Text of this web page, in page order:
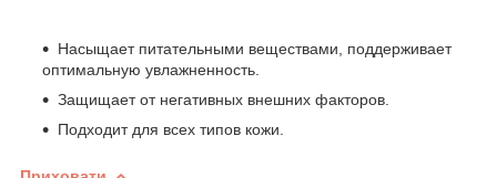
Насыщает питательными веществами, поддерживает
оптимальную увлажненность.
Защищает от негативных внешних факторов.
Подходит для всех типов кожи.